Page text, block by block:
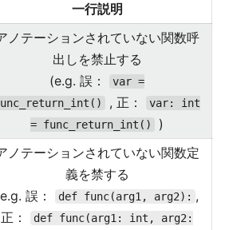
一行説明
ノテーションされていない関数呼
出しを禁止する
(e.g. 誤：
var =
, 正：
var: int
= func_return_int()
)
ノテーションされていない関数定
義を禁する
誤：
def func(arg1, arg2): ,
正：
def func(arg1: int, arg2: